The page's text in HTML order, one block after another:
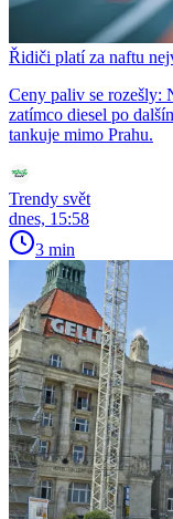
Řidiči platí za naftu
Ceny paliv se rozešly:
zatímco diesel po
tankuje mimo Prahu.
Trendy svět
dnes, 15:58
3 min